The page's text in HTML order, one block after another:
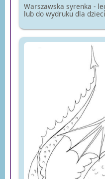
Warszawska syrenka -
lub do wydruku dla